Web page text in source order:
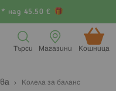
над 45.50 €
Кошница (
Магазини
Търси
Колела за баланс